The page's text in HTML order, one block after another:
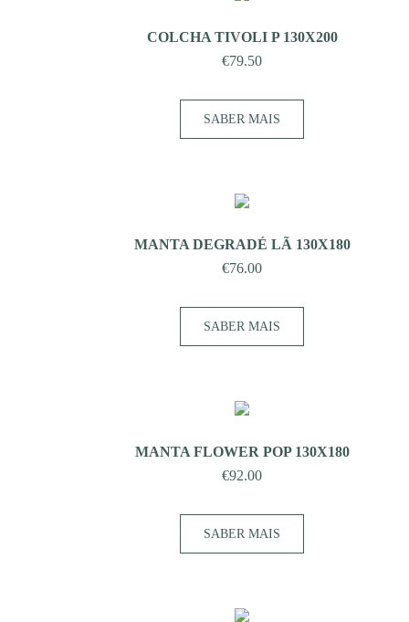
COLCHA TIVOLI P 130X200
€79.50
SABER MAIS
MANTA DEGRADÉ LÃ 130X180
€76.00
SABER MAIS
MANTA FLOWER POP 130X180
€92.00
SABER MAIS